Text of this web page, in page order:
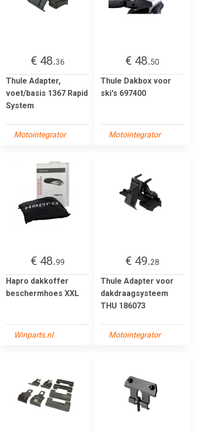
€ 48.36
Thule Adapter,
voet/basis 1367 Rapid
System
Motointegrator
€ 48.50
Thule Dakbox voor
ski's 697400
Motointegrator
€ 48.99
Hapro dakkoffer
beschermhoes XXL
Winparts.nl
€ 49.28
Thule Adapter voor
dakdraagsysteem
THU 186073
Motointegrator